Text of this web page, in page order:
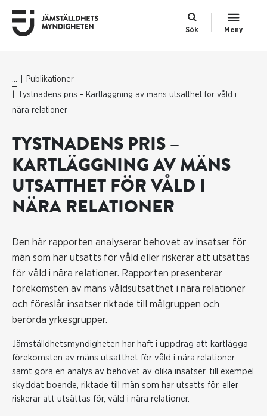
Sök Meny
...
Publikationer
Tystnadens pris - Kartläggning av mäns utsatthet för våld i
nära relationer
TYSTNADENS PRIS –
KARTLÄGGNING AV MÄNS
UTSATTHET FÖR VÅLD I
NÄRA RELATIONER
Den här rapporten analyserar behovet av insatser för
män som har utsatts för våld eller riskerar att utsättas
för våld i nära relationer. Rapporten presenterar
förekomsten av mäns våldsutsatthet i nära relationer
och föreslår insatser riktade till målgruppen och
berörda yrkesgrupper.
Jämställdhetsmyndigheten har haft i uppdrag att kartlägga
förekomsten av mäns utsatthet för våld i nära relationer
samt göra en analys av behovet av olika insatser, till exempel
skyddat boende, riktade till män som har utsatts för, eller
riskerar att utsättas för, våld i nära relationer.